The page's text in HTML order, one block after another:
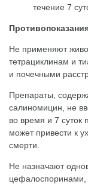
течение 7
Не применяют
тетрациклинам и
и почечными
Препараты,
салиномицин, не
во время и 7 суток
может привести к
смерти.
Не назначают
цефалоспоринами,